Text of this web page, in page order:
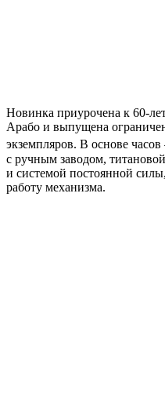
Новинка приурочена к 60-
Арабо и выпущена
экземпляров. В основе
с ручным заводом,
и системой постоянной
работу механизма.